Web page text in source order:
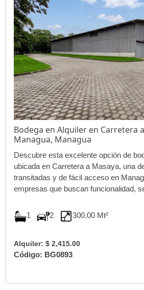
Bodega en Alquiler en Carretera
Managua, Managua
Descubre esta excelente opción de
ubicada en Carretera a Masaya, una
transitadas y de fácil acceso en
empresas que buscan funcionalidad,
1 2 300.00 Mt²
Alquiler: $ 2,415.00
Código: BG0893